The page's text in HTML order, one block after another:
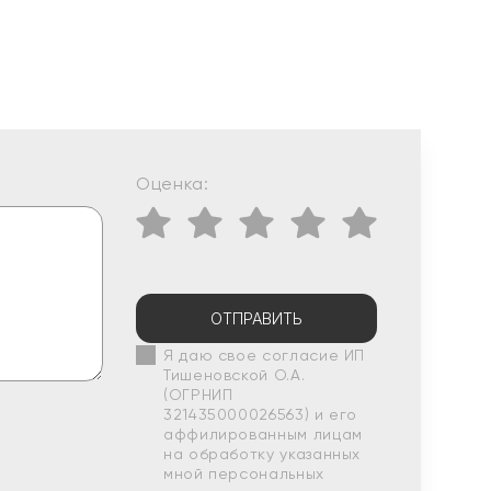
Оценка:
ОТПРАВИТЬ
Я даю свое согласие ИП
Тишеновской О.А.
(ОГРНИП
321435000026563) и его
аффилированным лицам
на обработку указанных
мной персональных